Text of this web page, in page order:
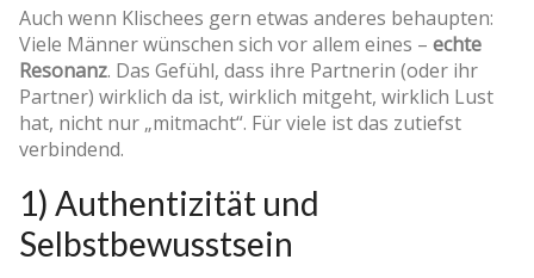
Auch wenn Klischees gern etwas anderes behaupten:
Viele Männer wünschen sich vor allem eines – echte
Resonanz. Das Gefühl, dass ihre Partnerin (oder ihr
Partner) wirklich da ist, wirklich mitgeht, wirklich Lust
hat, nicht nur „mitmacht“. Für viele ist das zutiefst
verbindend.
1) Authentizität und
Selbstbewusstsein